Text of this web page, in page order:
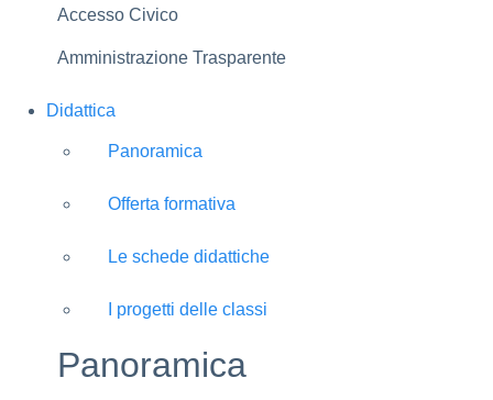
Accesso Civico
Amministrazione Trasparente
Didattica
Panoramica
Offerta formativa
Le schede didattiche
I progetti delle classi
Panoramica